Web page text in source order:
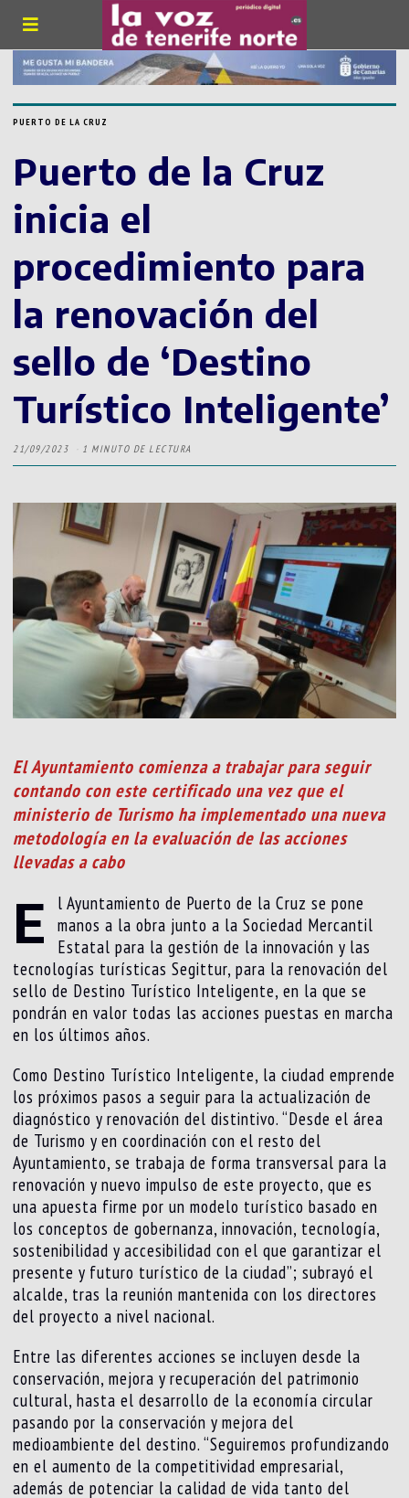
PUERTO DE LA CRUZ
Puerto de la Cruz
inicia el
procedimiento para
la renovación del
sello de ‘Destino
Turístico Inteligente’
21/09/2023 1 MINUTO DE LECTURA
El Ayuntamiento comienza a trabajar para seguir
contando con este certificado una vez que el
ministerio de Turismo ha implementado una nueva
metodología en la evaluación de las acciones
llevadas a cabo
E
l Ayuntamiento de Puerto de la Cruz se pone
manos a la obra junto a la Sociedad Mercantil
Estatal para la gestión de la innovación y las
tecnologías turísticas Segittur, para la renovación del
sello de Destino Turístico Inteligente, en la que se
pondrán en valor todas las acciones puestas en marcha
en los últimos años.
Como Destino Turístico Inteligente, la ciudad emprende
los próximos pasos a seguir para la actualización de
diagnóstico y renovación del distintivo. “Desde el área
de Turismo y en coordinación con el resto del
Ayuntamiento, se trabaja de forma transversal para la
renovación y nuevo impulso de este proyecto, que es
una apuesta firme por un modelo turístico basado en
los conceptos de gobernanza, innovación, tecnología,
sostenibilidad y accesibilidad con el que garantizar el
presente y futuro turístico de la ciudad”; subrayó el
alcalde, tras la reunión mantenida con los directores
del proyecto a nivel nacional.
Entre las diferentes acciones se incluyen desde la
conservación, mejora y recuperación del patrimonio
cultural, hasta el desarrollo de la economía circular
pasando por la conservación y mejora del
medioambiente del destino. “Seguiremos profundizando
en el aumento de la competitividad empresarial,
además de potenciar la calidad de vida tanto del